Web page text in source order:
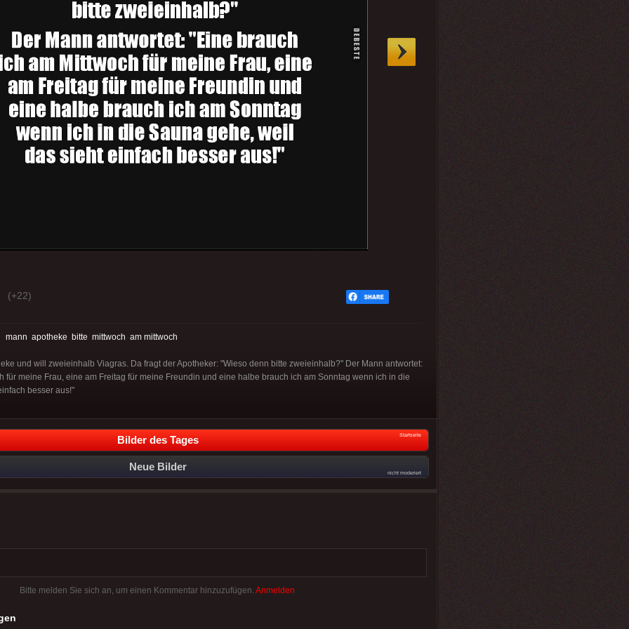
(+22)
mann apotheke bitte mittwoch am mittwoch
und will zweieinhalb Viagras. Da fragt der Apotheker: "Wieso denn bitte zweieinhalb?" Der Mann antwortet:
für meine Frau, eine am Freitag für meine Freundin und eine halbe brauch ich am Sonntag wenn ich in die
besser aus!"
Bilder des Tages Startseite
Neue Bilder
nicht moderiert
Bitte melden Sie sich an, um einen Kommentar hinzuzufügen. Anmelden